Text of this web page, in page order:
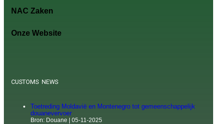
NAC Zaken
Onze Website
CUSTOMS NEWS
Toetreding Moldavië en Montenegro tot gemeenschappelijk
douanevervoer
Bron: Douane 05-11-2025